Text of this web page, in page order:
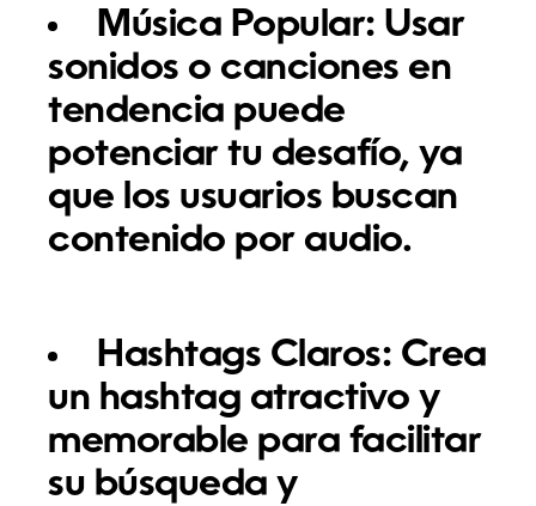
Música Popular: Usar
sonidos o canciones en
tendencia puede
potenciar tu desafío, ya
que los usuarios buscan
contenido por audio.
Hashtags Claros: Crea
un hashtag atractivo y
memorable para facilitar
su búsqueda y